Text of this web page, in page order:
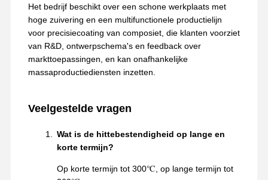
Het bedrijf beschikt over een schone werkplaats met
hoge zuivering en een multifunctionele productielijn
voor precisiecoating van composiet, die klanten voorziet
van R&D, ontwerpschema's en feedback over
markttoepassingen, en kan onafhankelijke
massaproductiediensten inzetten.
Veelgestelde vragen
Wat is de hittebestendigheid op lange en
korte termijn?
Op korte termijn tot 300℃, op lange termijn tot